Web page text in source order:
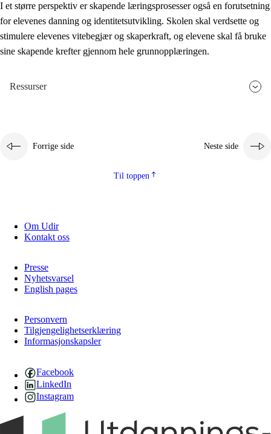
I et større perspektiv er skapende læringsprosesser også en forutsetning
for elevenes danning og identitetsutvikling. Skolen skal verdsette og
stimulere elevenes vitebegjær og skaperkraft, og elevene skal få bruke
sine skapende krefter gjennom hele grunnopplæringen.
Ressurser
Forrige side Neste side
Til toppen
Om Udir
Kontakt oss
Presse
Nyhetsvarsel
English pages
Personvern
Tilgjengelighetserklæring
Informasjonskapsler
Facebook
LinkedIn
Instagram